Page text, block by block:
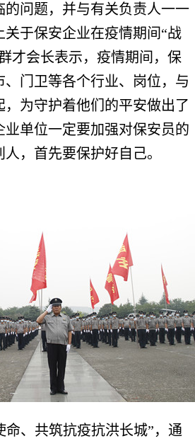
的问题，并与有关负责人一一
于保安企业在疫情期间“战
才会长表示，疫情期间，保
门卫等各个行业、岗位，与
为守护着他们的平安做出了
业单位一定要加强对保安员的
，首先要保护好自己。
命、共筑抗疫抗洪长城”，通